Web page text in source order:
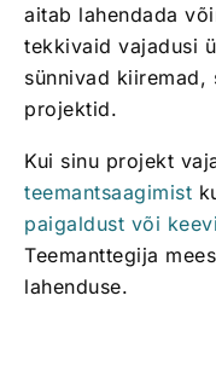
aitab lahendada
tekkivaid vajadusi
sünnivad kiiremad,
projektid.
Kui sinu projekt
teemantsaagimist
paigaldust või
Teemanttegija
lahenduse.